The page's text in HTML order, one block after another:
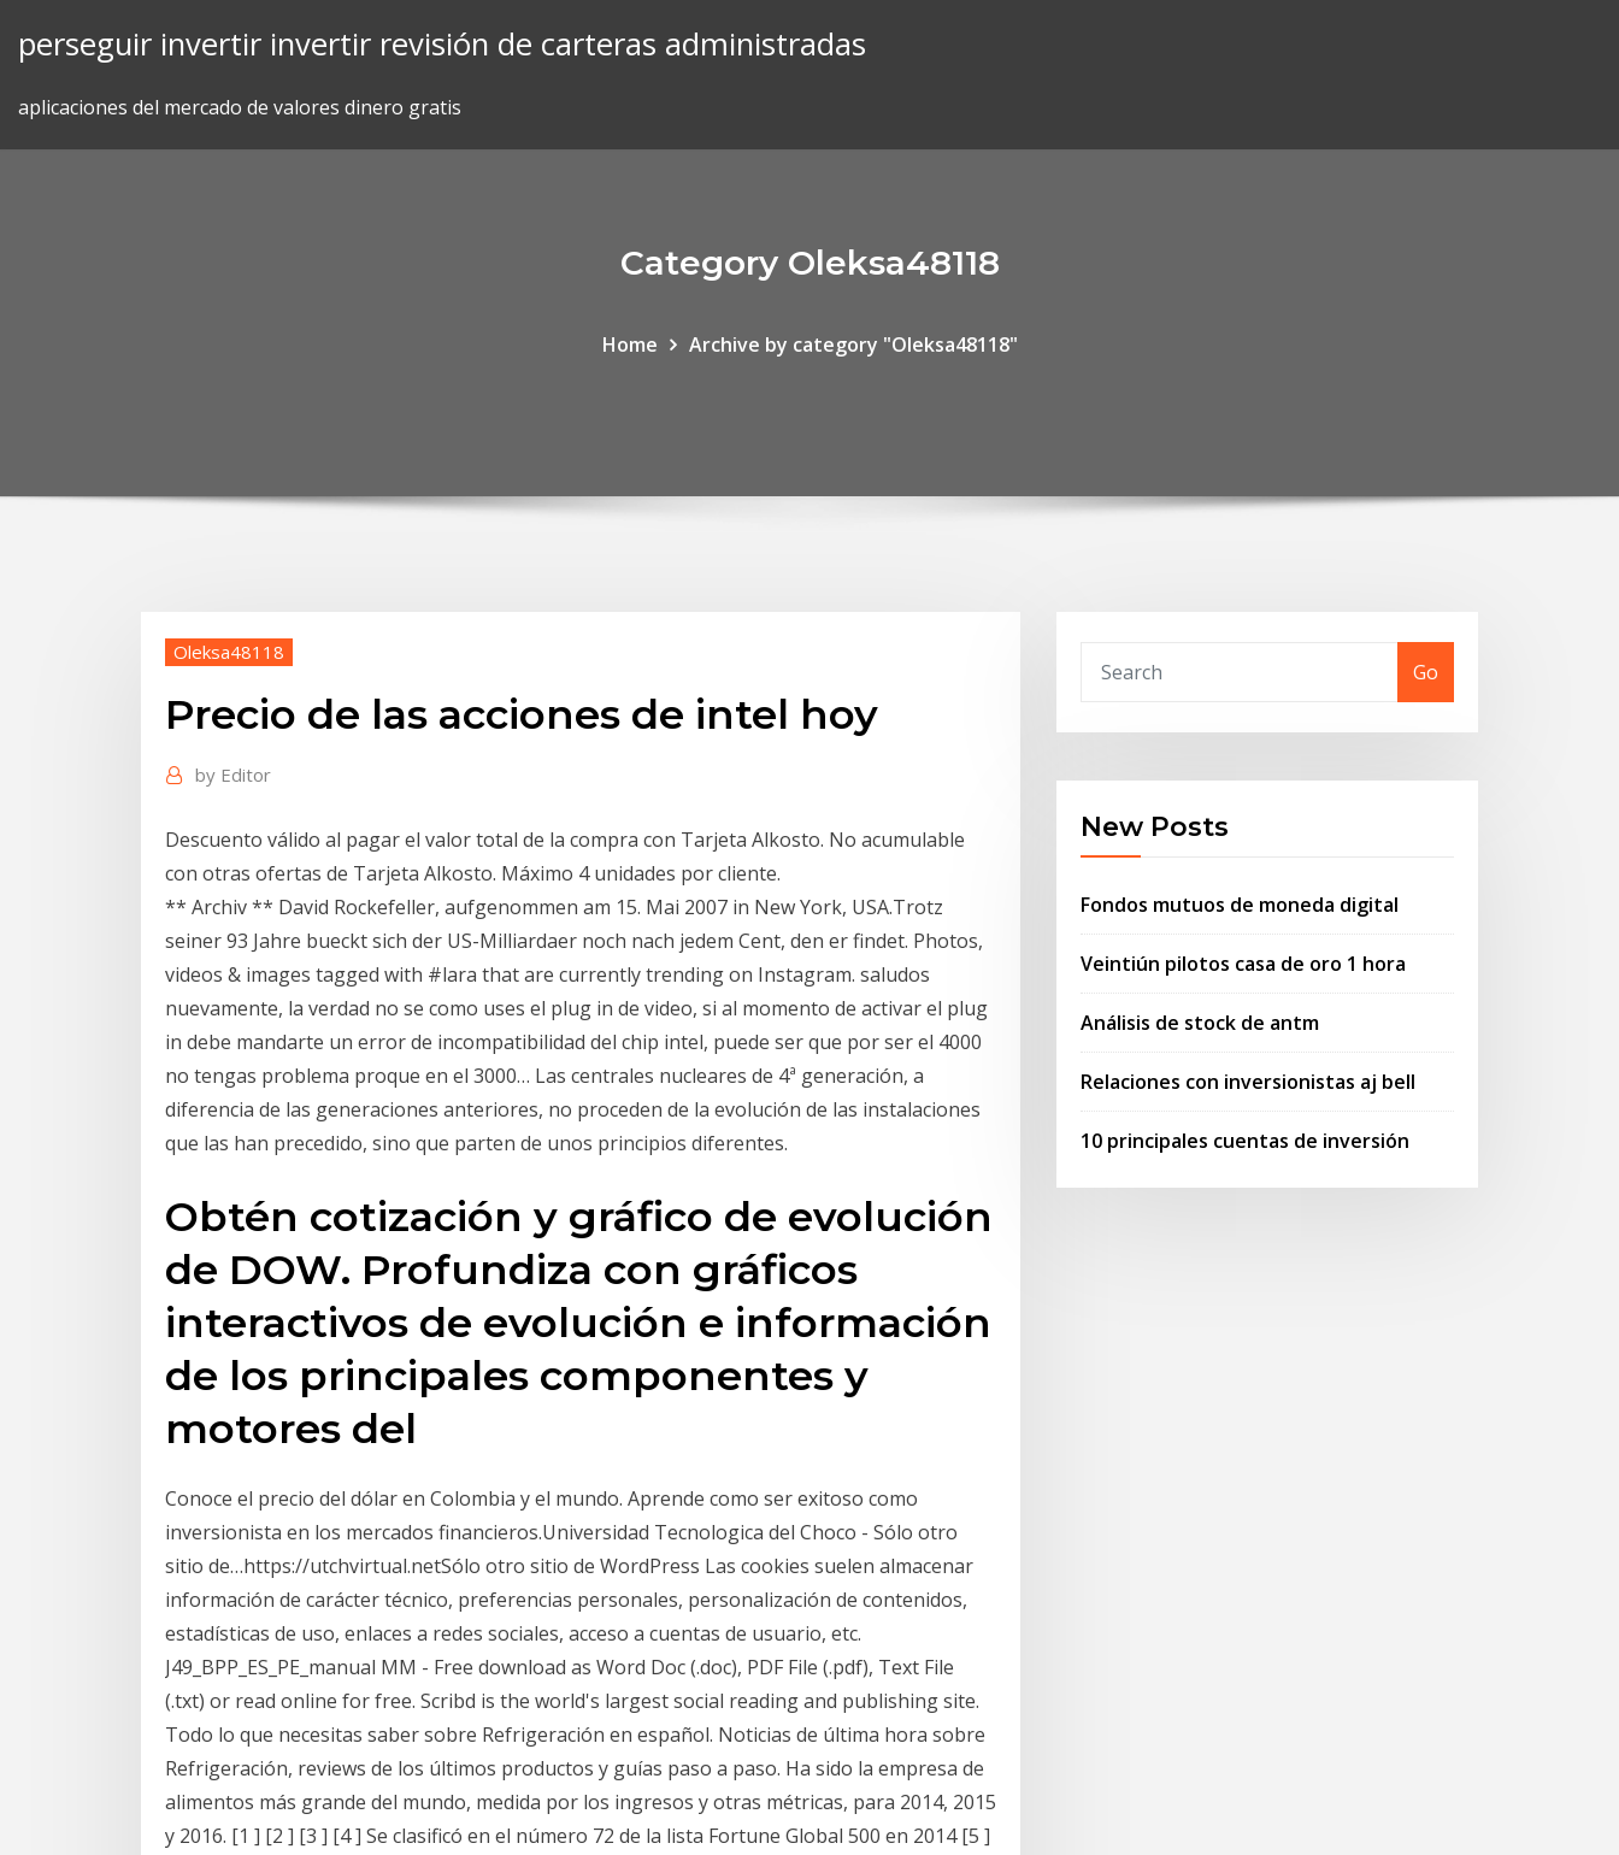
perseguir invertir invertir revisión de carteras administradas
aplicaciones del mercado de valores dinero gratis
Category Oleksa48118
Home Archive by category "Oleksa48118"
Oleksa48118
Precio de las acciones de intel hoy
by Editor
Descuento válido al pagar el valor total de la compra con Tarjeta Alkosto. No acumulable
con otras ofertas de Tarjeta Alkosto. Máximo 4 unidades por cliente.
** Archiv ** David Rockefeller, aufgenommen am 15. Mai 2007 in New York, USA.Trotz
seiner 93 Jahre bueckt sich der US-Milliardaer noch nach jedem Cent, den er findet. Photos,
videos & images tagged with #lara that are currently trending on Instagram. saludos
nuevamente, la verdad no se como uses el plug in de video, si al momento de activar el plug
in debe mandarte un error de incompatibilidad del chip intel, puede ser que por ser el 4000
no tengas problema proque en el 3000… Las centrales nucleares de 4ª generación, a
diferencia de las generaciones anteriores, no proceden de la evolución de las instalaciones
que las han precedido, sino que parten de unos principios diferentes.
Obtén cotización y gráfico de evolución
de DOW. Profundiza con gráficos
interactivos de evolución e información
de los principales componentes y
motores del
Conoce el precio del dólar en Colombia y el mundo. Aprende como ser exitoso como
inversionista en los mercados financieros.Universidad Tecnologica del Choco - Sólo otro
sitio de…https://utchvirtual.netSólo otro sitio de WordPress Las cookies suelen almacenar
información de carácter técnico, preferencias personales, personalización de contenidos,
estadísticas de uso, enlaces a redes sociales, acceso a cuentas de usuario, etc.
J49_BPP_ES_PE_manual MM - Free download as Word Doc (.doc), PDF File (.pdf), Text File
(.txt) or read online for free. Scribd is the world's largest social reading and publishing site.
Todo lo que necesitas saber sobre Refrigeración en español. Noticias de última hora sobre
Refrigeración, reviews de los últimos productos y guías paso a paso. Ha sido la empresa de
alimentos más grande del mundo, medida por los ingresos y otras métricas, para 2014, 2015
y 2016. [1 ] [2 ] [3 ] [4 ] Se clasificó en el número 72 de la lista Fortune Global 500 en 2014 [5 ]
Go
New Posts
Fondos mutuos de moneda digital
Veintiún pilotos casa de oro 1 hora
Análisis de stock de antm
Relaciones con inversionistas aj bell
10 principales cuentas de inversión